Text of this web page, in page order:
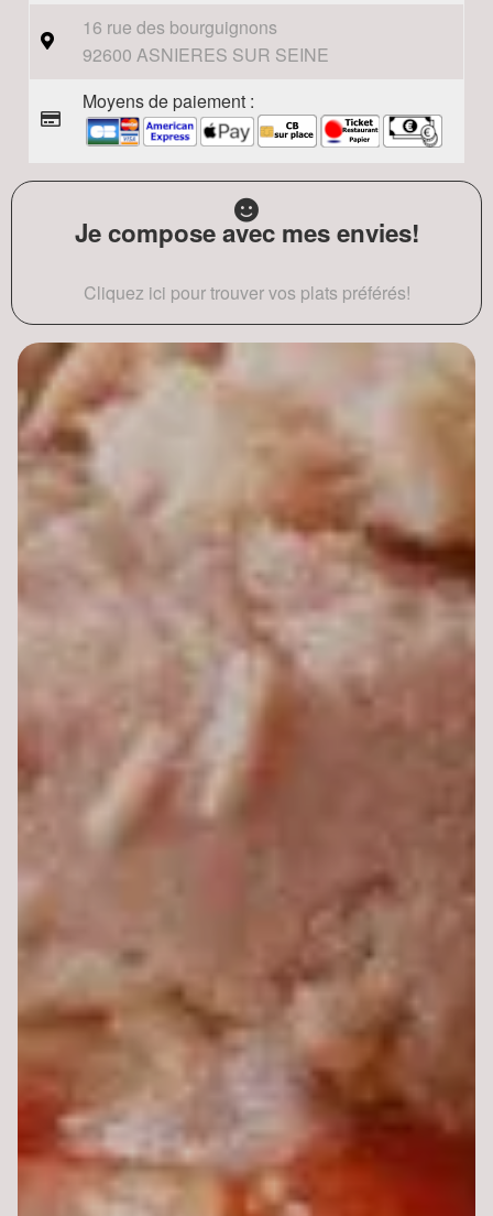
16 rue des bourguignons
92600 ASNIERES SUR SEINE
Moyens de paiement :
Je compose avec mes envies!
Cliquez ici pour trouver vos plats préférés!